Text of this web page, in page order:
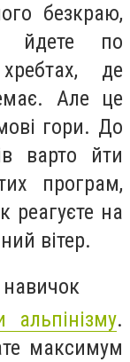
безкраю,
йдете по
де
Але це
гори. До
варто йти
програм,
реагуєте на
вітер.
альпінізму.
максимум